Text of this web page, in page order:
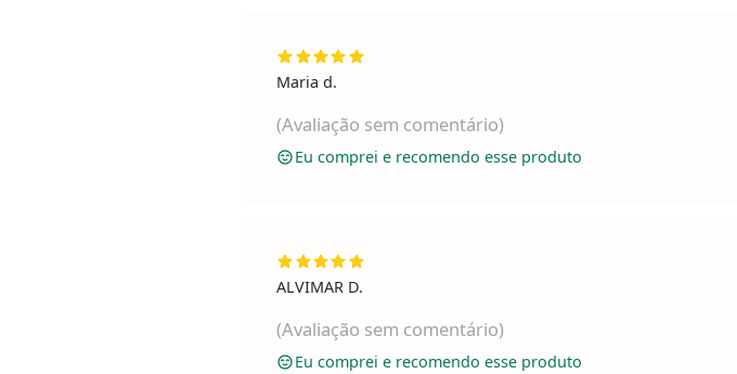
Maria d.
(Avaliação sem comentário)
Eu comprei e recomendo esse produto
ALVIMAR D.
(Avaliação sem comentário)
Eu comprei e recomendo esse produto